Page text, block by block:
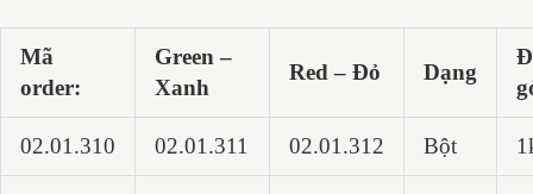
Mã
order:
Green –
Xanh
Red – Đỏ Dạng
02.01.310 02.01.311 02.01.312 Bột